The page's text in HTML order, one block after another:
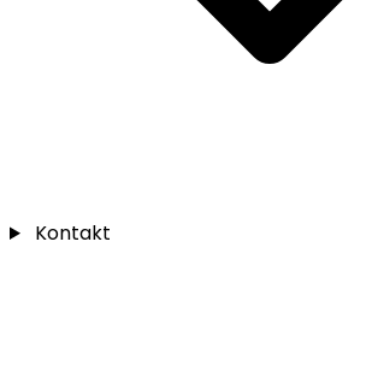
Kontakt